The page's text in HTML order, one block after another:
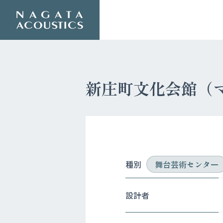
新庄町文化会館（
種別 舞台芸術センター
設計者